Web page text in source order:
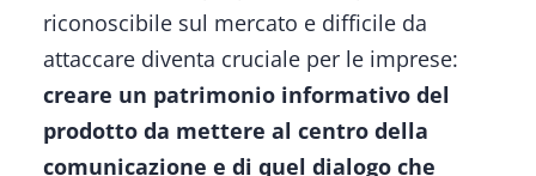
riconoscibile sul mercato e difficile da
attaccare diventa cruciale per le imprese:
creare un patrimonio informativo del
prodotto da mettere al centro della
comunicazione e di quel dialogo che